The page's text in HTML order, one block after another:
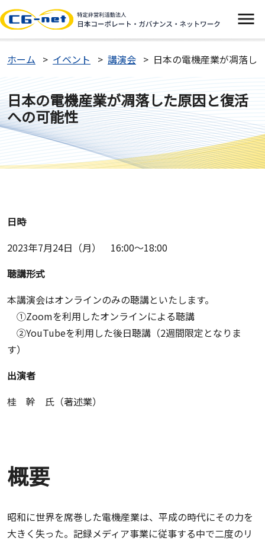
イベント
ニュース
CGネットについて
よくあるご質問
ホーム イベント 講演会 日本の電機産業が凋落し
日本の電機産業が凋落した原因と復活
への可能性
日時
2023年7月24日（月） 16:00～18:00
聴講形式
本講演会はオンラインのみの聴講といたします。
①Zoomを利用したオンラインによる聴講
②YouTubeを利用した後日聴講（2週間限定となりま
す）
出演者
桂 幹 氏（著述業）
概要
昭和に世界を席巻した電機産業は、平成の時代にその力を
大きく失った。記録メディア事業に従事する中で二度のリ